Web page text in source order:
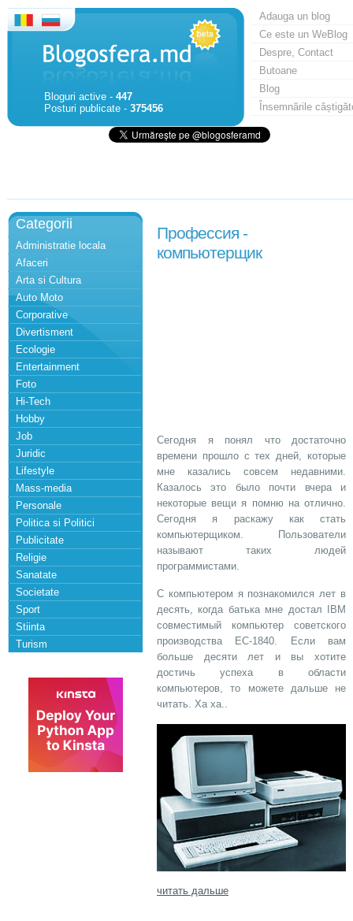
Bloguri active - 447
Posturi publicate - 375456
Adauga un blog
Ce este un WeBlog
Despre, Contact
Butoane
Blog
Însemnările
Categorii
Administratie locala
Afaceri
Arta si Cultura
Auto Moto
Corporative
Divertisment
Ecologie
Entertainment
Foto
Hi-Tech
Hobby
Job
Juridic
Lifestyle
Mass-media
Personale
Politica si Politici
Publicitate
Religie
Sanatate
Societate
Sport
Stiinta
Turism
Профессия -
компьютерщик
Сегодня я понял что достаточно
времени прошло с тех дней, которые
мне казались совсем недавними.
Казалось это было почти вчера и
некоторые вещи я помню на отлично.
Сегодня я раскажу как стать
компьютерщиком. Пользователи
называют таких людей
программистами.
С компьютером я познакомился лет в
десять, когда батька мне достал IBM
совместимый компьютер советского
производства ЕС-1840. Если вам
больше десяти лет и вы хотите
достичь успеха в области
компьютеров, то можете дальше не
читать. Ха ха..
читать дальше